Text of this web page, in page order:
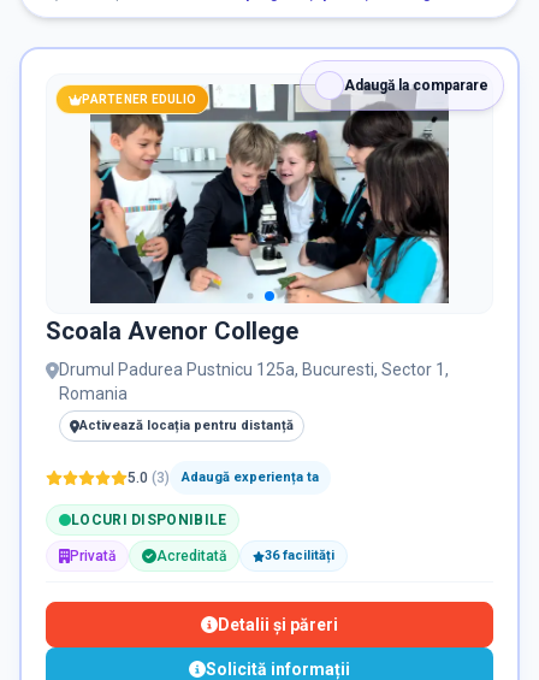
Nu există informații despre job-uri
PRIVAT / DE STAT
Toate Private De stat
Toate Filtrele
METODOLOGIE, LIMBĂ, FACILITĂȚI
Resetează filtrele
Adaugă la comparare
PARTENER EDULIO
Scoala Avenor College
Drumul Padurea Pustnicu 125a, Bucuresti, Sector 1,
Romania
Activează locația pentru distanță
5.0 (3) Adaugă experiența ta
LOCURI DISPONIBILE
Privată Acreditată 36facilități
Detalii și păreri
Solicită informații